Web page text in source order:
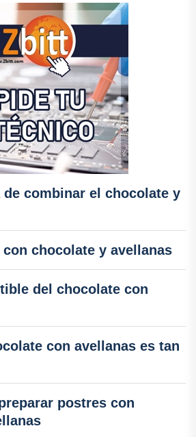
combinar el chocolate y
chocolate y avellanas
del chocolate con
con avellanas es tan
postres con